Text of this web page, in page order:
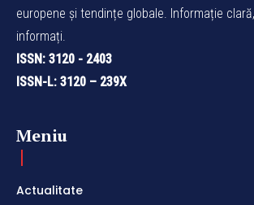
europene și tendințe globale. Informație
informați.
ISSN: 3120 - 2403
ISSN-L: 3120 – 239X
Meniu
Actualitate